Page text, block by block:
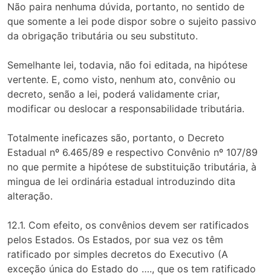
Não paira nenhuma dúvida, portanto, no sentido de
que somente a lei pode dispor sobre o sujeito passivo
da obrigação tributária ou seu substituto.
Semelhante lei, todavia, não foi editada, na hipótese
vertente. E, como visto, nenhum ato, convênio ou
decreto, senão a lei, poderá validamente criar,
modificar ou deslocar a responsabilidade tributária.
Totalmente ineficazes são, portanto, o Decreto
Estadual nº 6.465/89 e respectivo Convênio nº 107/89
no que permite a hipótese de substituição tributária, à
mingua de lei ordinária estadual introduzindo dita
alteração.
12.1. Com efeito, os convênios devem ser ratificados
pelos Estados. Os Estados, por sua vez os têm
ratificado por simples decretos do Executivo (A
exceção única do Estado do …., que os tem ratificado